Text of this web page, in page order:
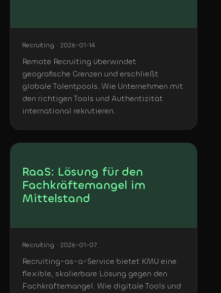
Recruiting · 2026-01-14
Remote Recruiting überwindet
geografische Grenzen und erschließt
globale Talentpools. Wie Unternehmen mit
den richtigen Tools und Authentizität
international rekrutieren.
RaaS: Lösung für den
Fachkräftemangel im
Mittelstand
Recruiting · 2026-01-07
Recruiting-as-a-Service bietet KMU eine
flexible, skalierbare Lösung gegen den
Fachkräftemangel. Wie digitale Tools und